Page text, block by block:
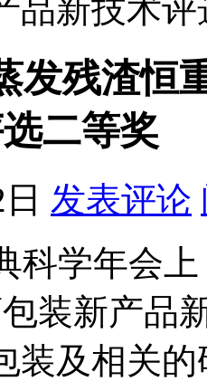
品新技术
发残渣恒
二等奖
发表评论
科学年会
包装新产品
装及相关